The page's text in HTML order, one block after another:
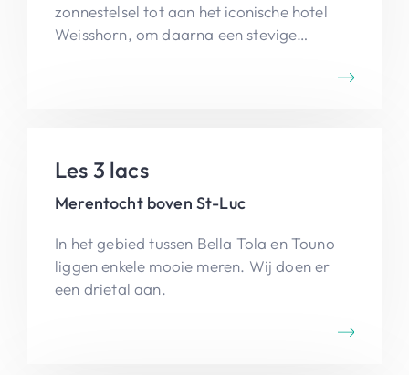
zonnestelsel tot aan het iconische hotel
Weisshorn, om daarna een stevige
Les 3 lacs
Merentocht boven St-Luc
In het gebied tussen Bella Tola en Touno
liggen enkele mooie meren. Wij doen er
een drietal aan.